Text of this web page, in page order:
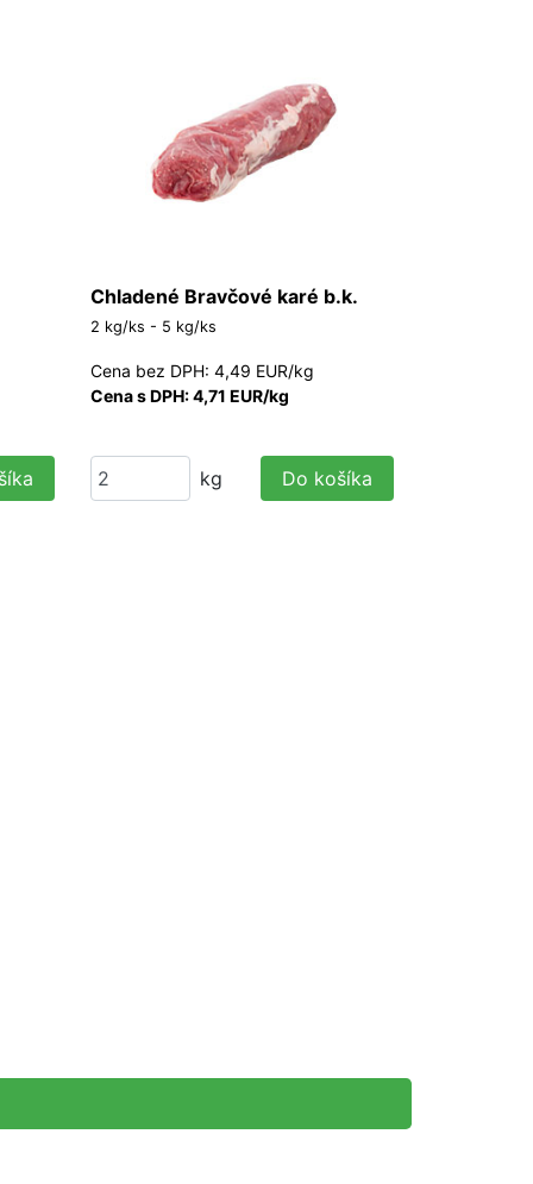
Chladené Bravčové karé b.k.
2 kg/ks - 5 kg/ks
Cena bez DPH: 4,49 EUR/kg
Cena s DPH: 4,71 EUR/kg
kg Do košíka